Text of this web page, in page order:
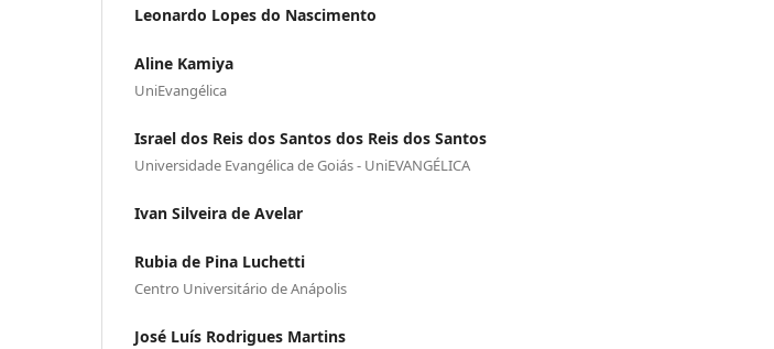
Leonardo Lopes do Nascimento
Aline Kamiya
UniEvangélica
Israel dos Reis dos Santos dos Reis dos Santos
Universidade Evangélica de Goiás - UniEVANGÉLICA
Ivan Silveira de Avelar
Rubia de Pina Luchetti
Centro Universitário de Anápolis
José Luís Rodrigues Martins